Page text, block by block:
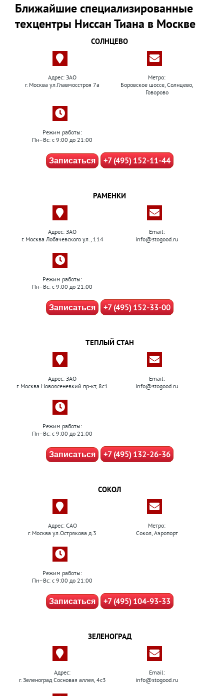
Ближайшие специализированные
техцентры Ниссан Тиана в Москве
СОЛНЦЕВО
Адрес: ЗАО
г. Москва ул.Главмосстроя 7а
Метро:
Боровское шоссе, Солнцево,
Говорово
Режим работы:
Пн–Вс: с 9:00 до 21:00
Записаться +7 (495) 152-11-44
РАМЕНКИ
Адрес: ЗАО
г. Москва Лобачевского ул., 114
Email:
info@stogood.ru
Режим работы:
Пн–Вс: с 9:00 до 21:00
Записаться +7 (495) 152-33-00
ТЕПЛЫЙ СТАН
Адрес: ЗАО
г. Москва Новоясеневкий пр-кт, 8с1
Email:
info@stogood.ru
Режим работы:
Пн–Вс: с 9:00 до 21:00
Записаться +7 (495) 132-26-36
СОКОЛ
Адрес: САО
г. Москва ул.Острякова д.3
Метро:
Сокол, Аэропорт
Режим работы:
Пн–Вс: с 9:00 до 21:00
Записаться +7 (495) 104-93-33
ЗЕЛЕНОГРАД
Адрес:
г. Зеленоград Сосновая аллея, 4с3
Email:
info@stogood.ru